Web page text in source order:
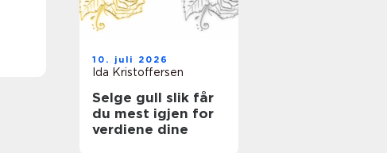
10. juli 2026
Ida Kristoffersen
Selge gull slik får
du mest igjen for
verdiene dine